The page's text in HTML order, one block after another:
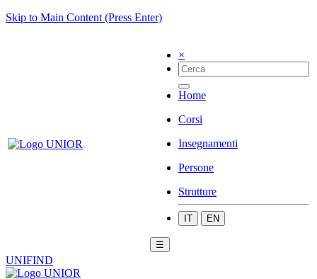
Skip to Main Content (Press Enter)
×
Home
Corsi
Insegnamenti
Persone
Strutture
IT EN
☰
UNIFIND